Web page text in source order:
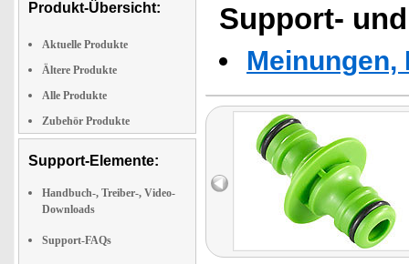
Produkt-Übersicht:
Aktuelle Produkte
Ältere Produkte
Alle Produkte
Zubehör Produkte
Support-Elemente:
Handbuch-, Treiber-, Video-
Downloads
Support-FAQs
Support-